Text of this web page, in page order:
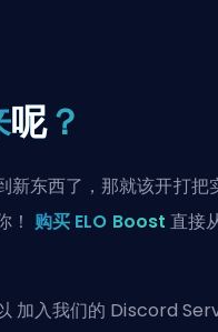
呢？
新东西了，那就该开打把
！ 购买 ELO Boost 直接
加入我们的 Discord